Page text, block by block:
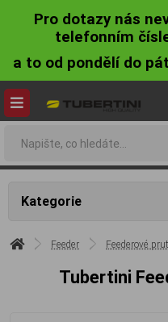
Pro dotazy nás
telefonním
a to od pondělí do
Kategorie
Feeder Feederové
Tubertini